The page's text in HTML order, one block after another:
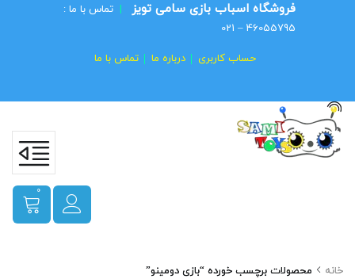
فروشگاه اسباب بازی سامی تویز | تماس با ما :
46055795 – 021
حساب کاربری درباره ما تماس با ما
0
خانه محصولات برچسب خورده “بازی دومینو”